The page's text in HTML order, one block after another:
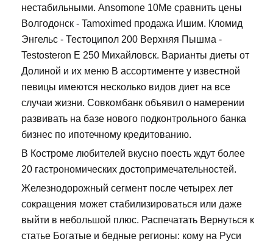
нестабильными. Ansomone 10Me сравнить цены
Волгодонск - Tamoximed продажа Ишим. Кломид
Энгельс - Тестоципол 200 Верхняя Пышма -
Testosteron E 250 Михайловск. Варианты диеты от
Долиной и их меню В ассортименте у известной
певицы имеются несколько видов диет на все
случаи жизни. Совкомбанк объявил о намерении
развивать на базе нового подконтрольного банка
бизнес по ипотечному кредитованию.
В Костроме любителей вкусно поесть ждут более
20 гастрономических достопримечательностей.
Железнодорожный сегмент после четырех лет
сокращения может стабилизироваться или даже
выйти в небольшой плюс. Распечатать Вернуться к
статье Богатые и бедные регионы: кому на Руси